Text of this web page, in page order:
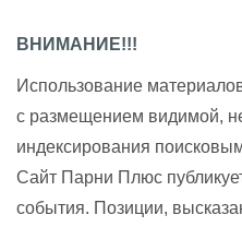
ВНИМАНИЕ!!!
Использование
с размещением видимой,
индексирования
Сайт Парни Плюс
события. Позиции,